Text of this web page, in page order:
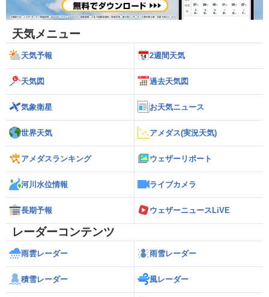
天気メニュー
天気予報 2週間天気
天気図 過去天気図
気象衛星 お天気ニュース
世界天気 アメダス(実況天気)
アメダスランキング ウェザーリポート
河川水位情報 ライブカメラ
長期予報 ウェザーニュースLiVE
レーダーコンテンツ
雨雲レーダー 雨雪レーダー
積雪レーダー 風レーダー